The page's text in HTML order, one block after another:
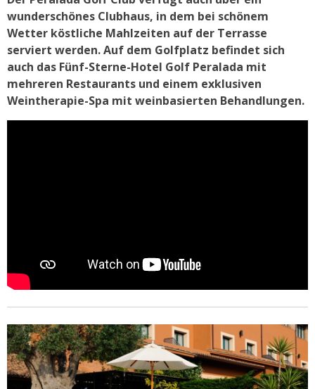
wunderschönes Clubhaus, in dem bei schönem
Wetter köstliche Mahlzeiten auf der Terrasse
serviert werden. Auf dem Golfplatz befindet sich
auch das Fünf-Sterne-Hotel Golf Peralada mit
mehreren Restaurants und einem exklusiven
Weintherapie-Spa mit weinbasierten Behandlungen.